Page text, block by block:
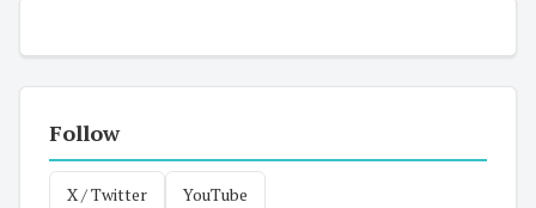
Follow
X / Twitter YouTube